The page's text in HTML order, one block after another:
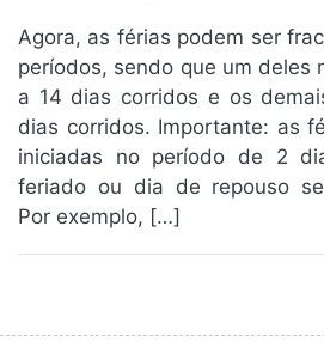
Agora, as férias podem ser
períodos, sendo que um deles
a 14 dias corridos e os
dias corridos. Importante: as
iniciadas no período de 2
feriado ou dia de repouso
Por exemplo, […]